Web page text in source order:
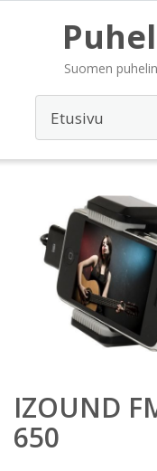
Suomen
IZOUND
650